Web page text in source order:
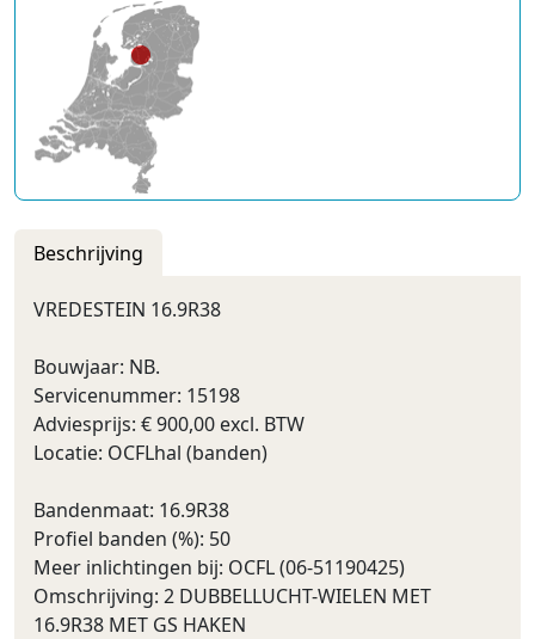
Beschrijving
VREDESTEIN 16.9R38
Bouwjaar: NB.
Servicenummer: 15198
Adviesprijs: € 900,00 excl. BTW
Locatie: OCFLhal (banden)
Bandenmaat: 16.9R38
Profiel banden (%): 50
Meer inlichtingen bij: OCFL (06-51190425)
Omschrijving: 2 DUBBELLUCHT-WIELEN MET
16.9R38 MET GS HAKEN